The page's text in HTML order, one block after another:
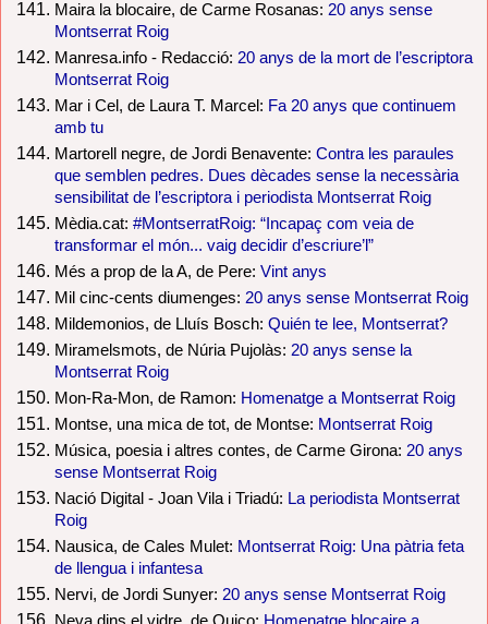
Maira la blocaire, de Carme Rosanas: 20 anys sense
Montserrat Roig
Manresa.info - Redacció: 20 anys de la mort de l’escriptora
Montserrat Roig
Mar i Cel, de Laura T. Marcel: Fa 20 anys que continuem
amb tu
Martorell negre, de Jordi Benavente: Contra les paraules
que semblen pedres. Dues dècades sense la necessària
sensibilitat de l’escriptora i periodista Montserrat Roig
Mèdia.cat: #MontserratRoig: “Incapaç com veia de
transformar el món... vaig decidir d’escriure’l”
Més a prop de la A, de Pere: Vint anys
Mil cinc-cents diumenges: 20 anys sense Montserrat Roig
Mildemonios, de Lluís Bosch: Quién te lee, Montserrat?
Miramelsmots, de Núria Pujolàs: 20 anys sense la
Montserrat Roig
Mon-Ra-Mon, de Ramon: Homenatge a Montserrat Roig
Montse, una mica de tot, de Montse: Montserrat Roig
Música, poesia i altres contes, de Carme Girona: 20 anys
sense Montserrat Roig
Nació Digital - Joan Vila i Triadú: La periodista Montserrat
Roig
Nausica, de Cales Mulet: Montserrat Roig: Una pàtria feta
de llengua i infantesa
Nervi, de Jordi Sunyer: 20 anys sense Montserrat Roig
Neva dins el vidre, de Quico: Homenatge blocaire a